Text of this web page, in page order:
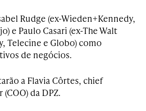
Rudge (ex-Wieden+Kennedy,
e Paulo Casari (ex-The Walt
Telecine e Globo) como
de negócios.
a Flavia Côrtes, chief
da DPZ.